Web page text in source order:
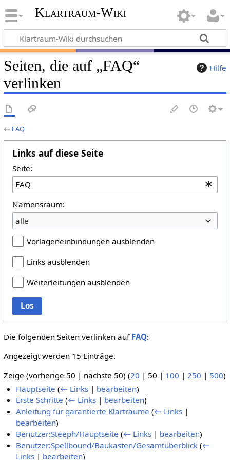
Klartraum-Wiki
Hilfe
Seiten, die auf „FAQ“
verlinken
← FAQ
Links auf diese Seite
Seite:
Namensraum:
alle
Vorlageneinbindungen ausblenden
Links ausblenden
Weiterleitungen ausblenden
Los
Die folgenden Seiten verlinken auf FAQ:
Angezeigt werden 15 Einträge.
Zeige (vorherige 50 | nächste 50) (20 | 50 | 100 | 250 | 500)
Hauptseite (← Links | bearbeiten)
Erste Schritte (← Links | bearbeiten)
Anleitung für garantierte Klarträume (← Links |
bearbeiten)
Benutzer:Steeph/Hauptseite (← Links | bearbeiten)
Benutzer:Spellbound/Baukasten/Gesamtüberblick (←
Links | bearbeiten)